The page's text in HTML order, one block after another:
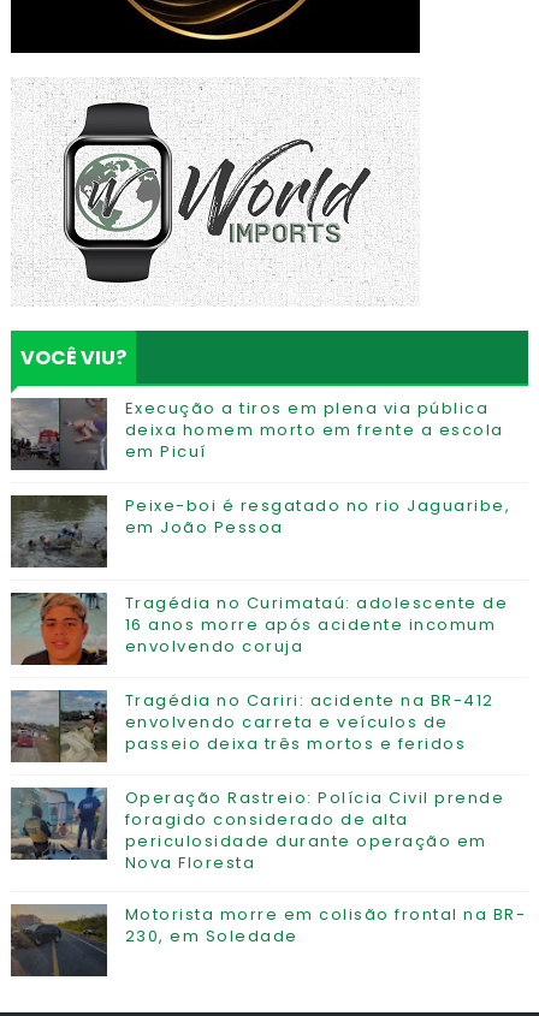
VOCÊ VIU?
Execução a tiros em plena via pública
deixa homem morto em frente a escola
em Picuí
Peixe-boi é resgatado no rio Jaguaribe,
em João Pessoa
Tragédia no Curimataú: adolescente de
16 anos morre após acidente incomum
envolvendo coruja
Tragédia no Cariri: acidente na BR-412
envolvendo carreta e veículos de
passeio deixa três mortos e feridos
Operação Rastreio: Polícia Civil prende
foragido considerado de alta
periculosidade durante operação em
Nova Floresta
Motorista morre em colisão frontal na BR-
230, em Soledade